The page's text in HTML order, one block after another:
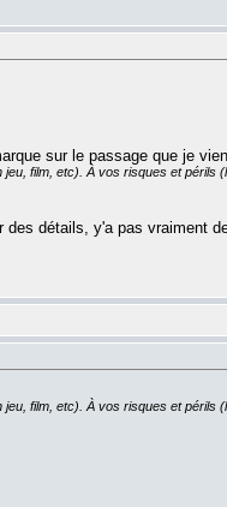
sur le passage que je
film, etc). À vos risques et périls
détails, y'a pas vraiment
film, etc). À vos risques et périls